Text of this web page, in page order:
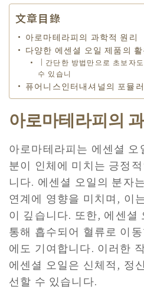
文章目錄
아로마테라피의 과학적 원리
다양한 에센셜 오일 제품의 활
｜간단한 방법만으로 초보자
수 있습니
퓨어니스인터내셔널의 포뮬
아로마테라피의
아로마테라피는 에센셜
분이 인체에 미치는 긍정
니다. 에센셜 오일의 분자
연계에 영향을 미치며, 이
이 깊습니다. 또한, 에센셜
통해 흡수되어 혈류로 이
에도 기여합니다. 이러한
에센셜 오일은 신체적, 정
선할 수 있습니다.